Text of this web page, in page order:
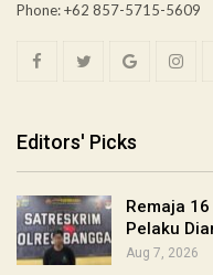
Phone: +62 857-5715-5609
Editors' Picks
Remaja
Pelaku
Aug 7, 2026